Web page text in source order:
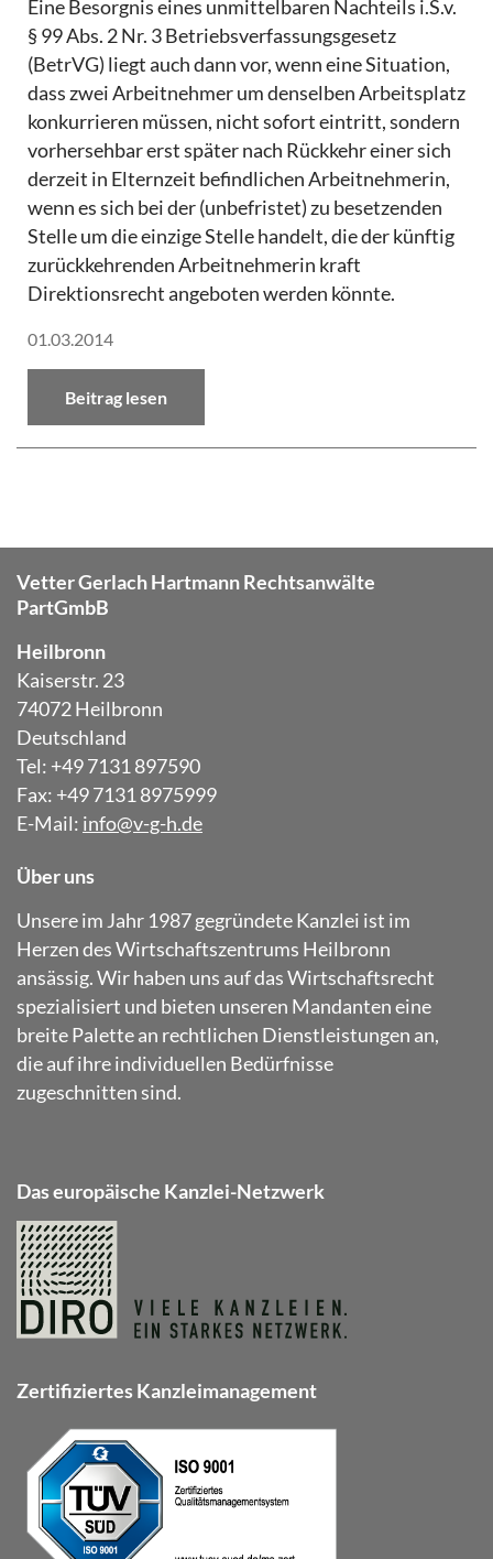
Eine Besorgnis eines unmittelbaren Nachteils i.S.v.
§ 99 Abs. 2 Nr. 3 Betriebsverfassungsgesetz
(BetrVG) liegt auch dann vor, wenn eine Situation,
dass zwei Arbeitnehmer um denselben Arbeitsplatz
konkurrieren müssen, nicht sofort eintritt, sondern
vorhersehbar erst später nach Rückkehr einer sich
derzeit in Elternzeit befindlichen Arbeitnehmerin,
wenn es sich bei der (unbefristet) zu besetzenden
Stelle um die einzige Stelle handelt, die der künftig
zurückkehrenden Arbeitnehmerin kraft
Direktionsrecht angeboten werden könnte.
01.03.2014
Beitrag lesen
Vetter Gerlach Hartmann Rechtsanwälte
PartGmbB
Heilbronn
Kaiserstr. 23
74072 Heilbronn
Deutschland
Tel: +49 7131 897590
Fax: +49 7131 8975999
E-Mail: info@v-g-h.de
Über uns
Unsere im Jahr 1987 gegründete Kanzlei ist im
Herzen des Wirtschaftszentrums Heilbronn
ansässig. Wir haben uns auf das Wirtschaftsrecht
spezialisiert und bieten unseren Mandanten eine
breite Palette an rechtlichen Dienstleistungen an,
die auf ihre individuellen Bedürfnisse
zugeschnitten sind.
Das europäische Kanzlei-Netzwerk
Zertifiziertes Kanzleimanagement